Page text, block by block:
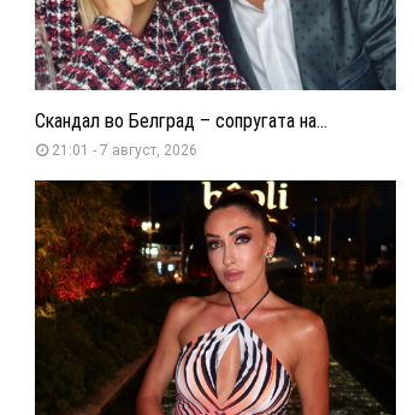
Скандал во Белград – сопругата на...
21:01 - 7 август, 2026